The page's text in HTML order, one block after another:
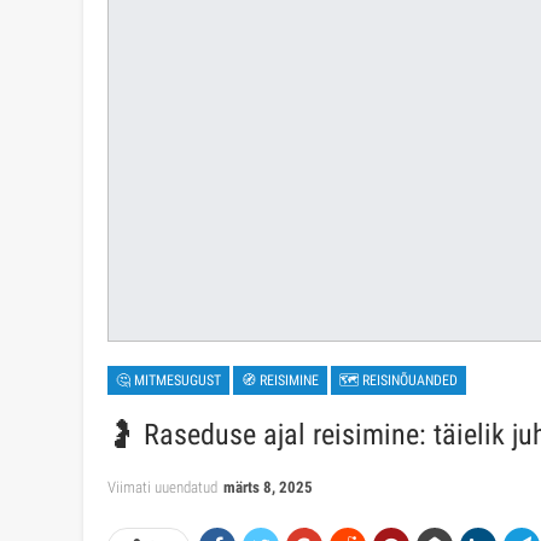
🤔 MITMESUGUST 🧭 REISIMINE 🗺 REISINÕUANDED
🤰 Raseduse ajal reisimine: täielik
Viimati uuendatud märts 8, 2025